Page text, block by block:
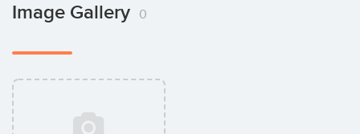
Image Gallery 0